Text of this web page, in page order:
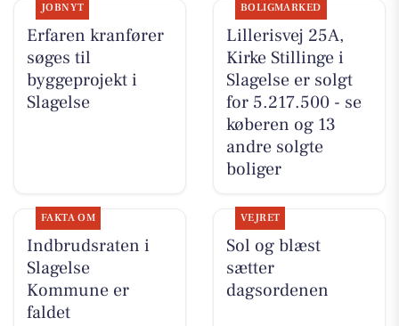
JOBNYT
Erfaren kranfører
søges til
byggeprojekt i
Slagelse
BOLIGMARKED
Lillerisvej 25A,
Kirke Stillinge i
Slagelse er solgt
for 5.217.500 - se
køberen og 13
andre solgte
boliger
FAKTA OM
Indbrudsraten i
Slagelse
Kommune er
faldet
VEJRET
Sol og blæst
sætter
dagsordenen